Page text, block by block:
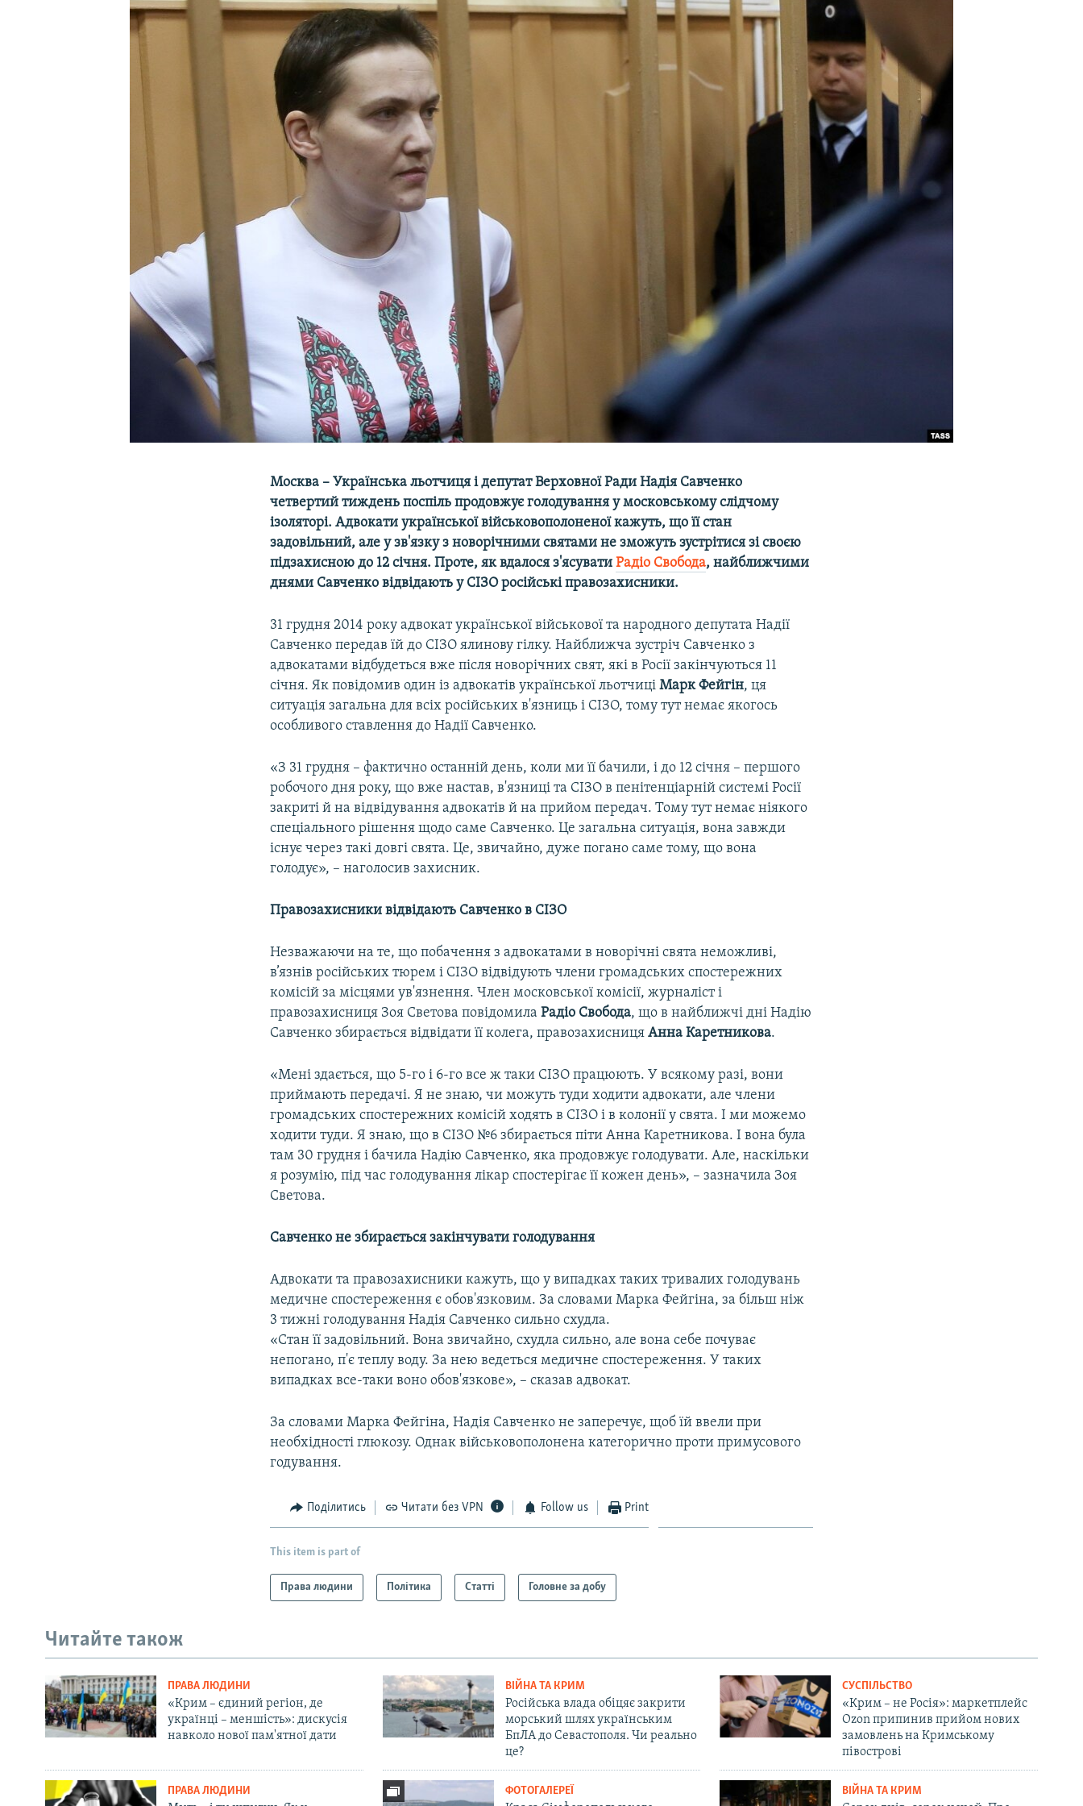
Москва – Українська льотчиця і депутат Верховної Ради Надія Савченко
четвертий тиждень поспіль продовжує голодування у московському слідчому
ізоляторі. Адвокати української військовополоненої кажуть, що її стан
задовільний, але у зв'язку з новорічними святами не зможуть зустрітися зі своєю
підзахисною до 12 січня. Проте, як вдалося з'ясуватиРадіо Свобода, найближчими
днями Савченко відвідають у СІЗО російські правозахисники.
31 грудня 2014 року адвокат української військової та народного депутата Надії
Савченко передав їй до СІЗО ялинову гілку. Найближча зустріч Савченко з
адвокатами відбудеться вже після новорічних свят, які в Росії закінчуються 11
січня. Як повідомив один із адвокатів української льотчиціМарк Фейгін, ця
ситуація загальна для всіх російських в'язниць і СІЗО, тому тут немає якогось
особливого ставлення до Надії Савченко.
«З 31 грудня – фактично останній день, коли ми її бачили, і до 12 січня – першого
робочого дня року, що вже настав, в'язниці та СІЗО в пенітенціарній системі Росії
закриті й на відвідування адвокатів й на прийом передач. Тому тут немає ніякого
спеціального рішення щодо саме Савченко. Це загальна ситуація, вона завжди
існує через такі довгі свята. Це, звичайно, дуже погано саме тому, що вона
голодує», – наголосив захисник.
Правозахисники відвідають Савченко в СІЗО
Незважаючи на те, що побачення з адвокатами в новорічні свята неможливі,
в’язнів російських тюрем і СІЗО відвідують члени громадських спостережних
комісій за місцями ув'язнення. Член московської комісії, журналіст і
правозахисниця Зоя Светова повідомилаРадіо Свобода, що в найближчі дні Надію
Савченко збирається відвідати її колега, правозахисницяАнна Каретникова.
«Мені здається, що 5-го і 6-го все ж таки СІЗО працюють. У всякому разі, вони
приймають передачі. Я не знаю, чи можуть туди ходити адвокати, але члени
громадських спостережних комісій ходять в СІЗО і в колонії у свята. І ми можемо
ходити туди. Я знаю, що в СІЗО №6 збирається піти Анна Каретникова. І вона була
там 30 грудня і бачила Надію Савченко, яка продовжує голодувати. Але, наскільки
я розумію, під час голодування лікар спостерігає її кожен день», – зазначила Зоя
Светова.
Савченко не збирається закінчувати голодування
Адвокати та правозахисники кажуть, що у випадках таких тривалих голодувань
медичне спостереження є обов'язковим. За словами Марка Фейгіна, за більш ніж
3 тижні голодування Надія Савченко сильно схудла.
«Стан її задовільний. Вона звичайно, схудла сильно, але вона себе почуває
непогано, п'є теплу воду. За нею ведеться медичне спостереження. У таких
випадках все-таки воно обов'язкове», – сказав адвокат.
За словами Марка Фейгіна, Надія Савченко не заперечує, щоб їй ввели при
необхідності глюкозу. Однак військовополонена категорично проти примусового
годування.
Поділитись Читати без VPN Follow us Print
This item is part of
Права людини Політика Статті Головне за добу
Читайте також
ПРАВА ЛЮДИНИ
«Крим – єдиний регіон, де
українці – меншість»: дискусія
навколо нової пам'ятної дати
ВІЙНА ТА КРИМ
Російська влада обіцяє закрити
морський шлях українським
БпЛА до Севастополя. Чи реально
це?
СУСПІЛЬСТВО
«Крим – не Росія»: маркетплейс
Ozon припинив прийом нових
замовлень на Кримському
півострові
ПРАВА ЛЮДИНИ ФОТОГАЛЕРЕЇ ВІЙНА ТА КРИМ